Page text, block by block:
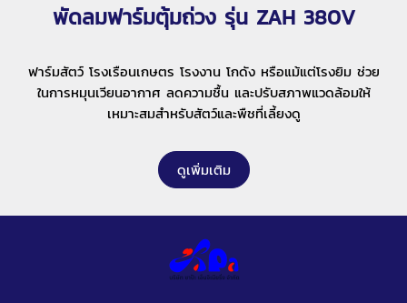
พัดลมฟาร์มตุ้มถ่วง รุ่น ZAH 380V
ฟาร์มสัตว์ โรงเรือนเกษตร โรงงาน โกดัง หรือแม้แต่โรงยิม ช่วย
ในการหมุนเวียนอากาศ ลดความชื้น และปรับสภาพแวดล้อมให้
เหมาะสมสำหรับสัตว์และพืชที่เลี้ยงดู
ดูเพิ่มเติม